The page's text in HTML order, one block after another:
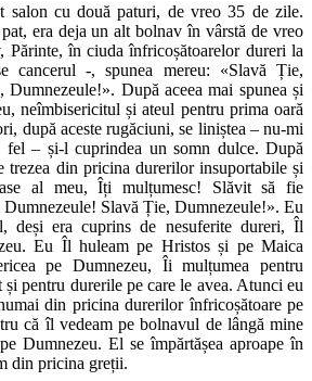
salon cu două paturi, de vreo 35 de zile.
era deja un alt bolnav în vârstă de vreo
Părinte, în ciuda înfricoșătoarelor dureri la
cancerul -, spunea mereu: «Slavă Ție,
După aceea mai spunea și
neîmbisericitul și ateul pentru prima oară
după aceste rugăciuni, se liniștea – nu-mi
fel – și-l cuprindea un somn dulce. După
trezea din pricina durerilor insuportabile și
al meu, Îți mulțumesc! Slăvit să fie
Slavă Ție, Dumnezeule!». Eu
deși era cuprins de nesuferite dureri, Îl
Eu Îl huleam pe Hristos și pe Maica
pe Dumnezeu, Îi mulțumea pentru
și pentru durerile pe care le avea. Atunci eu
din pricina durerilor înfricoșătoare pe
că îl vedeam pe bolnavul de lângă mine
Dumnezeu. El se împărtășea aproape în
din pricina greții.